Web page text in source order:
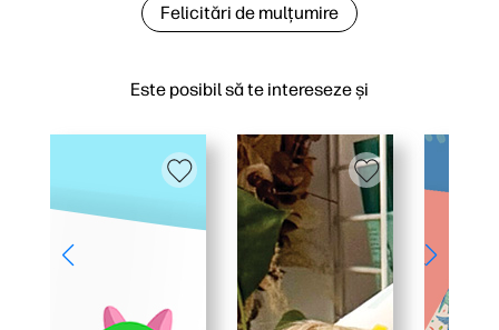
Este posibil să te intereseze și
Felicitări de mulțumire